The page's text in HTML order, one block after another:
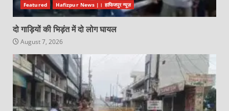
Featured Hafizpur News |। हाफिजपुर न्यूज़
दो गाड़ियों की भिड़ंत में दो लोग घायल
August 7, 2026